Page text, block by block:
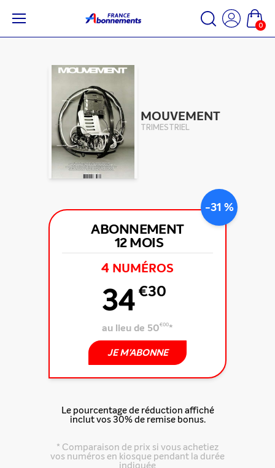
0
MOUVEMENT
TRIMESTRIEL
-31 %
ABONNEMENT
12 MOIS
4 NUMÉROS
34€30
au lieu de 50€00*
JE M'ABONNE
Le pourcentage de réduction affiché
inclut vos 30% de remise bonus.
* Comparaison de prix si vous achetiez
vos numéros en kiosque pendant la durée
indiquée